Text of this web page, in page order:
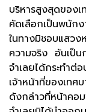
บริหารสูงสุดของ
คัดเลือกเป็นพนักง
ในทางมิชอบแสวง
ความจริง อันเป็น
จำเลยได้กระทำต่
เจ้าหน้าที่ของเทศ
ดังกล่าวที่หน้าค